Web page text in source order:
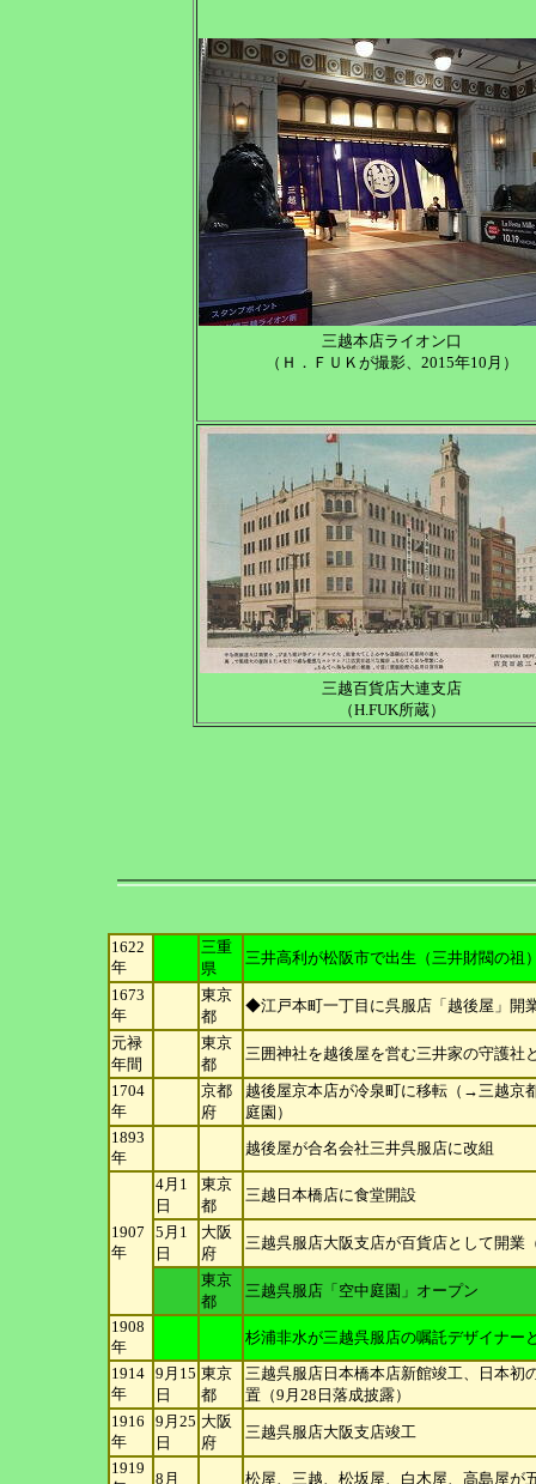
三越本店ライオン口
（Ｈ．ＦＵＫが撮影、2015年10月）
三越百貨店大連支店
（H.FUK所蔵）
1622
年
三重
県
三井高利が松阪市で出生（三井財閥の祖
1673
年
東京
都
◆江戸本町一丁目に呉服店「越後屋」開
元禄
年間
東京
都
三囲神社を越後屋を営む三井家の守護社
1704
年
京都
府
越後屋京本店が冷泉町に移転（→三越京
庭園）
1893
年
越後屋が合名会社三井呉服店に改組
1907
年
4月1
日
東京
都
三越日本橋店に食堂開設
5月1
日
大阪
府
三越呉服店大阪支店が百貨店として開業
東京
都
三越呉服店「空中庭園」オープン
1908
年
杉浦非水が三越呉服店の嘱託デザイナー
1914
年
9月15
日
東京
都
三越呉服店日本橋本店新館竣工、日本初
置（9月28日落成披露）
1916
年
9月25
日
大阪
府
三越呉服店大阪支店竣工
1919
8月 松屋、三越、松坂屋、白木屋、高島屋が